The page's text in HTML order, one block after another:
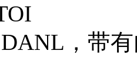
，带